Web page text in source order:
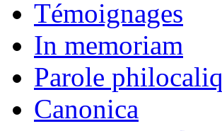
Témoignages
In memoriam
Parole
Canonica